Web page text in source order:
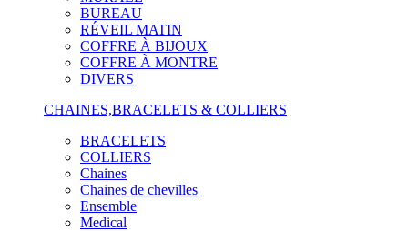
BUREAU
RÉVEIL MATIN
COFFRE À BIJOUX
COFFRE À MONTRE
DIVERS
CHAINES,BRACELETS & COLLIERS
BRACELETS
COLLIERS
Chaines
Chaines de chevilles
Ensemble
Medical